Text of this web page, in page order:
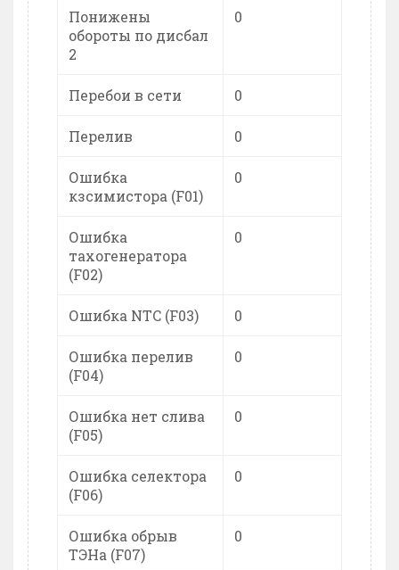
Понижены
обороты по дисбал
2
0
Перебои в сети 0
Перелив 0
Ошибка
кзсимистора (F01)
0
Ошибка
тахогенератора
(F02)
0
Ошибка NTC (F03) 0
Ошибка перелив
(F04)
0
Ошибка нет слива
(F05)
0
Ошибка селектора
(F06)
0
Ошибка обрыв
ТЭНа (F07)
0